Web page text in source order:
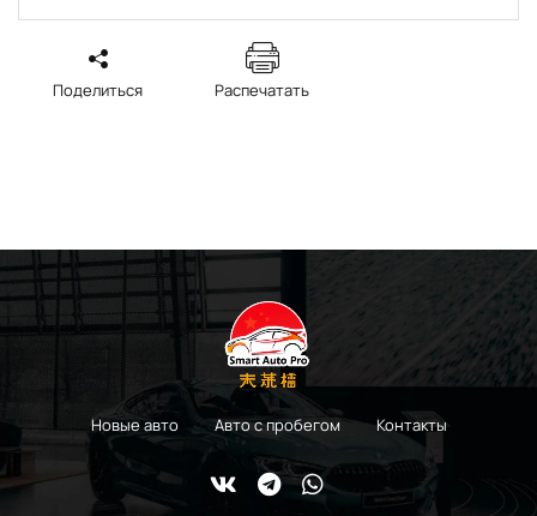
Поделиться Распечатать
Новые авто Авто с пробегом Контакты